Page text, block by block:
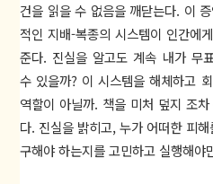
건을 읽을 수 없음을 깨닫는다. 이
적인 지배-복종의 시스템이 인간에
준다. 진실을 알고도 계속 내가 무
수 있을까? 이 시스템을 해체하고
역할이 아닐까. 책을 미처 덮지 조
다. 진실을 밝히고, 누가 어떠한 피
구해야 하는지를 고민하고 실행해야